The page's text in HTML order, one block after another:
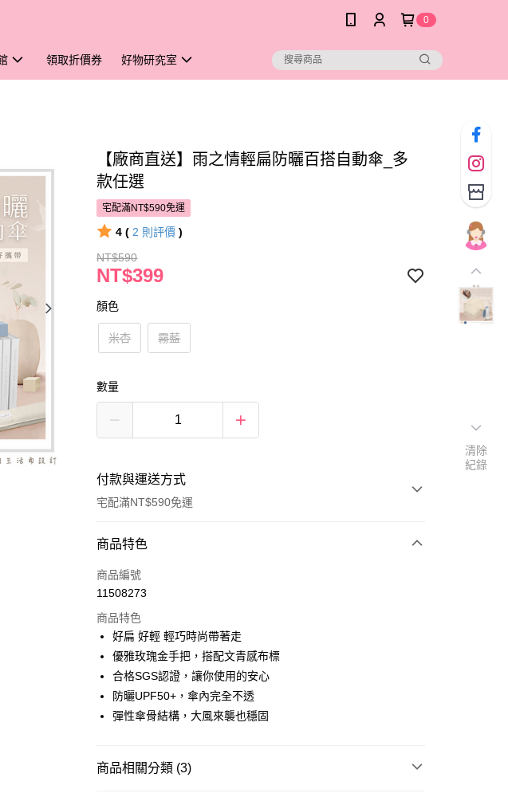
0
領取折價券 好物研究室
【廠商直送】雨之情輕扁防曬百搭自動傘_多
款任選
宅配滿NT$590免運
4 ( 2 則評價 )
NT$590
NT$399
顏色
米杏 霧藍
數量
付款與運送方式
宅配滿NT$590免運
付款方式
POYA支付
LINE Pay
Apple Pay
街口支付
悠遊付
商品特色
商品編號
11508273
商品特色
好扁 好輕 輕巧時尚帶著走
優雅玫瑰金手把，搭配文青感布標
合格SGS認證，讓你使用的安心
防曬UPF50+，傘內完全不透
彈性傘骨結構，大風來襲也穩固
商品相關分類 (3)
清除
紀錄